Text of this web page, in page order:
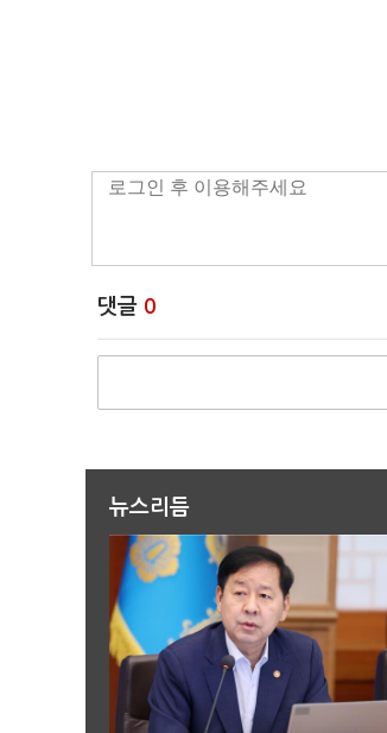
댓글 0
뉴스리듬